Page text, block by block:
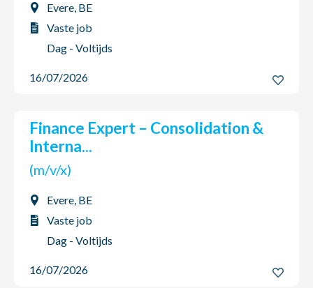
Evere, BE
Vaste job
Dag - Voltijds
16/07/2026
Finance Expert – Consolidation &
Interna...
(m/v/x)
Evere, BE
Vaste job
Dag - Voltijds
16/07/2026